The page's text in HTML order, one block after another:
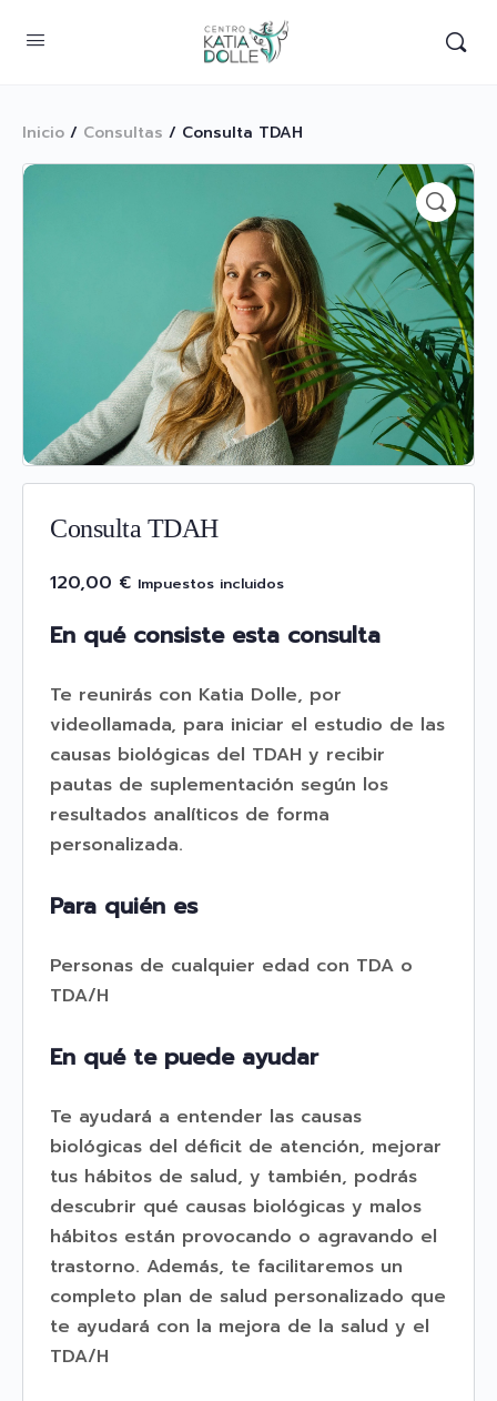
Inicio / Consultas / Consulta TDAH
Consulta TDAH
120,00 € Impuestos incluidos
En qué consiste esta consulta
Te reunirás con Katia Dolle, por
videollamada, para iniciar el estudio de las
causas biológicas del TDAH y recibir
pautas de suplementación según los
resultados analíticos de forma
personalizada.
Para quién es
Personas de cualquier edad con TDA o
TDA/H
En qué te puede ayudar
Te ayudará a entender las causas
biológicas del déficit de atención, mejorar
tus hábitos de salud, y también, podrás
descubrir qué causas biológicas y malos
hábitos están provocando o agravando el
trastorno. Además, te facilitaremos un
completo plan de salud personalizado que
te ayudará con la mejora de la salud y el
TDA/H